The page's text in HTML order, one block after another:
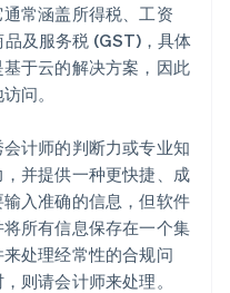
常涵盖所得税、工资
及服务税 (GST)，具体
于云的解决方案，因此
问。
计师的判断力或专业知
并提供一种更快捷、成
入准确的信息，但软件
所有信息保存在一个集
处理经常性的合规问
则请会计师来处理。